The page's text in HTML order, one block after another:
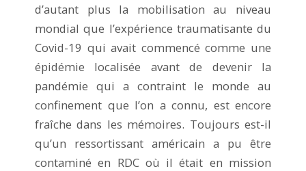
d’autant plus la mobilisation au niveau
mondial que l’expérience traumatisante du
Covid-19 qui avait commencé comme une
épidémie localisée avant de devenir la
pandémie qui a contraint le monde au
confinement que l’on a connu, est encore
fraîche dans les mémoires. Toujours est-il
qu’un ressortissant américain a pu être
contaminé en RDC où il était en mission